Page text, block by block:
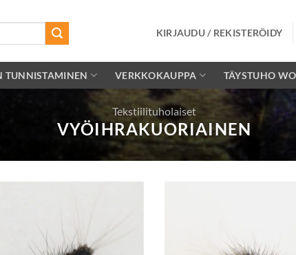
KIRJAUDU / REKISTERÖIDY
TUNNISTAMINEN VERKKOKAUPPA TÄYSTUHO
Tekstiilituholaiset
VYÖIHRAKUORIAINEN